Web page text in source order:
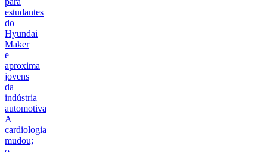
estudantes
do
Hyundai
Maker
e
aproxima
jovens
da
indústria
automotiva
A
cardiologia
mudou;